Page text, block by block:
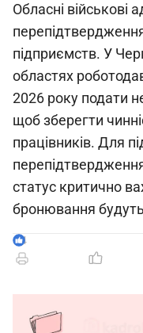
Обласні військові
підприємств. У
областях
2026 року подати
щоб зберегти
працівників. Для
статус критично
бронювання
4